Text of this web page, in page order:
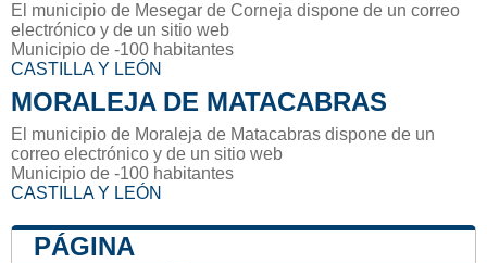
El municipio de Mesegar de Corneja dispone de un correo
electrónico y de un sitio web
Municipio de -100 habitantes
CASTILLA Y LEÓN
MORALEJA DE MATACABRAS
El municipio de Moraleja de Matacabras dispone de un
correo electrónico y de un sitio web
Municipio de -100 habitantes
CASTILLA Y LEÓN
PÁGINA